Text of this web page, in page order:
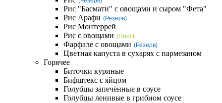
Рис "Басмати" с овощами и сыром "Фета"
Рис Арафи (Резерв)
Рис Монтеррей
Рис с овощами (Пост)
Фарфале с овощами (Резерв)
Цветная капуста в сухарях с пармезаном
Горячее
Биточки куриные
Бифштекс с яйцом
Голубцы запечённые в соусе
Голубцы ленивые в грибном соусе